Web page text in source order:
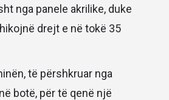
nga panele akrilike, duke
drejt e në tokë 35
të përshkruar nga
botë, për të qenë një